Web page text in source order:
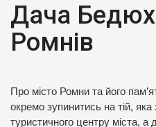
Дача
Ромнів
Про місто Ромни та його
окремо зупинитись на тій,
туристичного центру міста,